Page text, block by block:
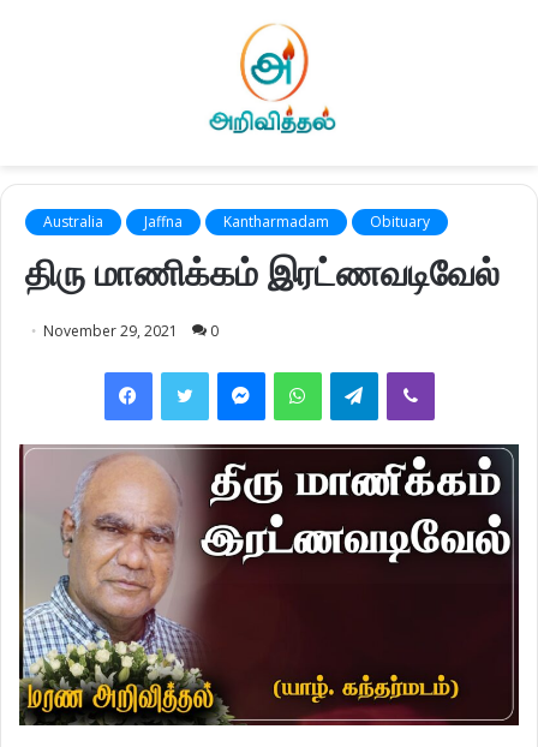
Australia Jaffna Kantharmadam Obituary
திரு மாணிக்கம் இரட்ணவடிவேல்
November 29, 2021 0
FacebookTwitter MessengerWhatsAppTelegramViber